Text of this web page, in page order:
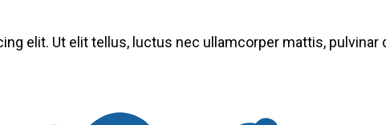
elit. Ut elit tellus, luctus nec ullamcorper mattis, pulvinar